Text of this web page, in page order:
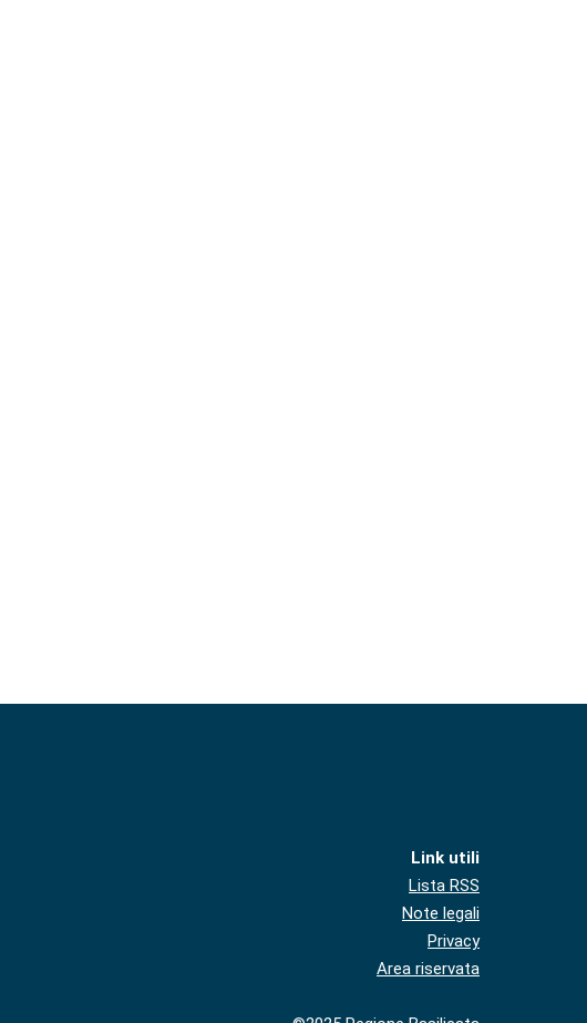
Link utili
Lista RSS
Note legali
Privacy
Area riservata